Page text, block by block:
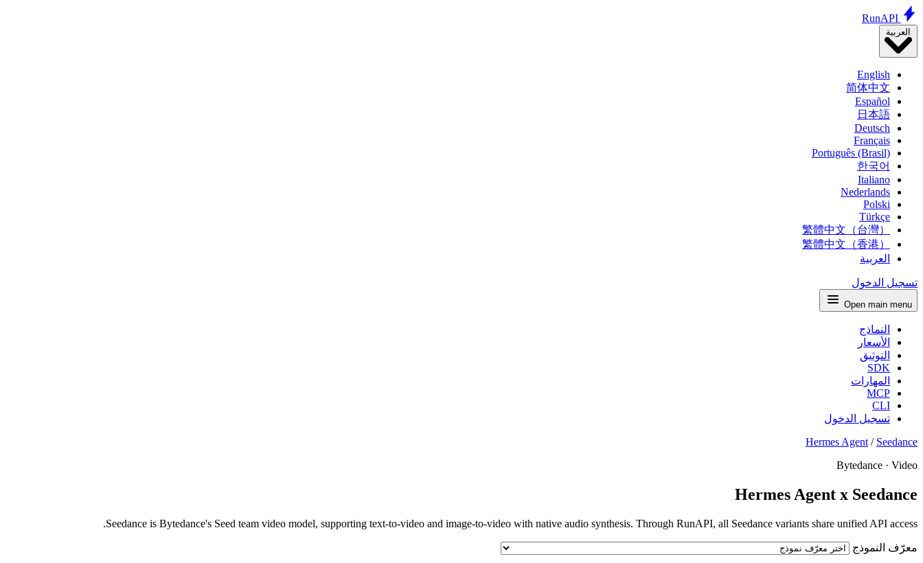
RunAPI
العربية
English
简体中文
Español
日本語
Deutsch
Français
Português (Brasil)
한국어
Italiano
Nederlands
Polski
Türkçe
繁體中文（台灣）
繁體中文（香港）
العربية
تسجيل الدخول
Open main menu
النماذج
الأسعار
التوثيق
SDK
المهارات
MCP
CLI
تسجيل الدخول
Hermes Agent / Seedance
Bytedance · Video
Hermes Agent x Seedance
Seedance is Bytedance's Seed team video model, supporting text-to-video and image-to-video with native audio synthesis. Through RunAPI, all Seedance variants share unified API access.
معرّف النموذج